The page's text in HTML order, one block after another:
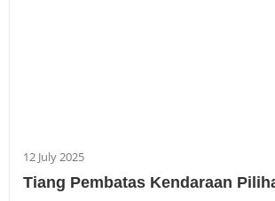
12 July 2025
Tiang Pembatas Kendaraan